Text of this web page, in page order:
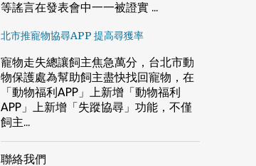
等謠言在發表會中一一被證實 ...
北市推寵物協尋APP 提高尋獲率
寵物走失總讓飼主焦急萬分，台北市動
物保護處為幫助飼主盡快找回寵物，在
「動物福利APP」上新增「動物福利
APP」上新增「失蹤協尋」功能，不僅
飼主...
聯絡我們